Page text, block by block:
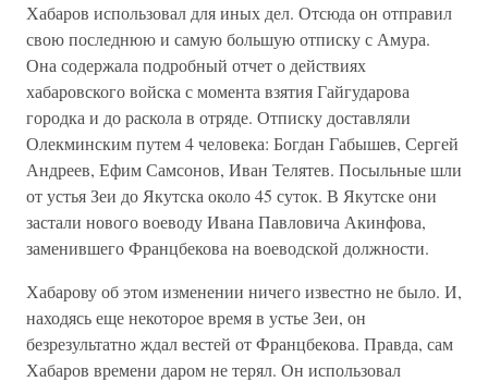
Хабаров использовал для иных дел. Отсюда он отправил
свою последнюю и самую большую отписку с Амура.
Она содержала подробный отчет о действиях
хабаровского войска с момента взятия Гайгударова
городка и до раскола в отряде. Отписку доставляли
Олекминским путем 4 человека: Богдан Габышев, Сергей
Андреев, Ефим Самсонов, Иван Телятев. Посыльные шли
от устья Зеи до Якутска около 45 суток. В Якутске они
застали нового воеводу Ивана Павловича Акинфова,
заменившего Францбекова на воеводской должности.
Хабарову об этом изменении ничего известно не было. И,
находясь еще некоторое время в устье Зеи, он
безрезультатно ждал вестей от Францбекова. Правда, сам
Хабаров времени даром не терял. Он использовал